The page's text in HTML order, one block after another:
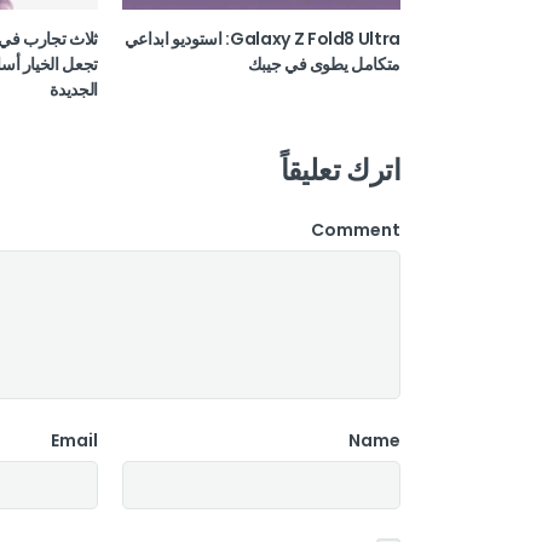
Galaxy Z Fold8 Ultra: استوديو ابداعي
متكامل يطوى في جيبك
ثلاث تجارب
تجعل الخيار
الجديدة
اترك تعليقاً
Comment
Name
Email